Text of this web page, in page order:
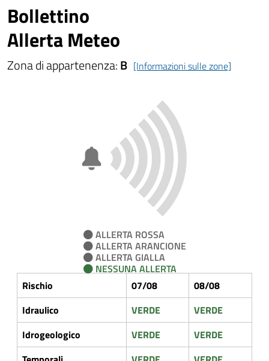
Bollettino
Allerta Meteo
Zona di appartenenza:B [Informazioni sulle zone]
ALLERTA ROSSA
ALLERTA ARANCIONE
ALLERTA GIALLA
NESSUNA ALLERTA
Rischio
07/08
08/08
Idraulico
VERDE
VERDE
Idrogeologico
VERDE
VERDE